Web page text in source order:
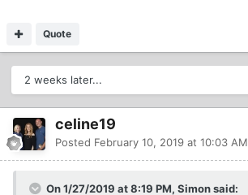
Quote
2 weeks later...
celine19
Posted February 10, 2019 at 10:03 AM
On 1/27/2019 at 8:19 PM, Simon said: